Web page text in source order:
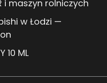
i maszyn rolniczych
w Łodzi —
10 ML